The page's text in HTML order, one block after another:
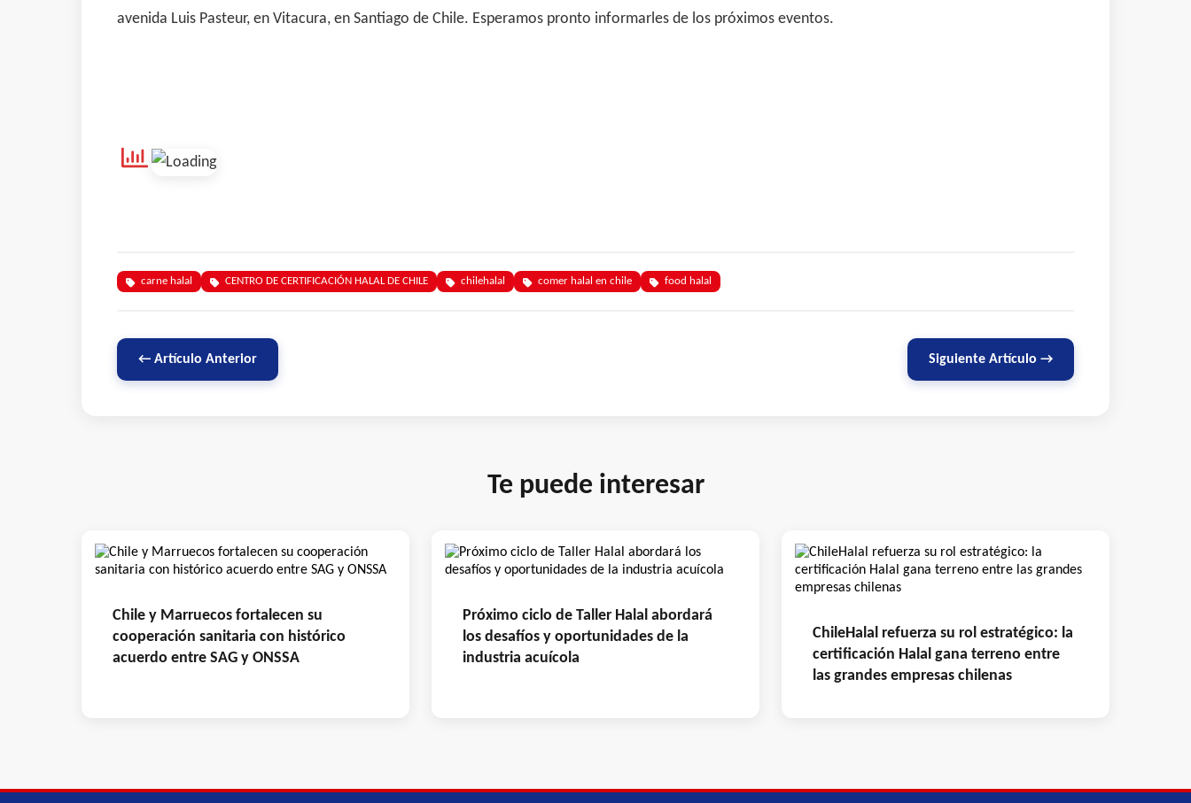
avenida Luis Pasteur, en Vitacura, en Santiago de Chile. Esperamos pronto informarles de los próximos eventos.
carne halal CENTRO DE CERTIFICACIÓN HALAL DE CHILE chilehalal comer halal en chile food halal
← Artículo Anterior Siguiente Artículo →
Te puede interesar
Chile y Marruecos fortalecen su
cooperación sanitaria con histórico
acuerdo entre SAG y ONSSA
Próximo ciclo de Taller Halal abordará
los desafíos y oportunidades de la
industria acuícola
ChileHalal refuerza su rol estratégico: la
certificación Halal gana terreno entre
las grandes empresas chilenas